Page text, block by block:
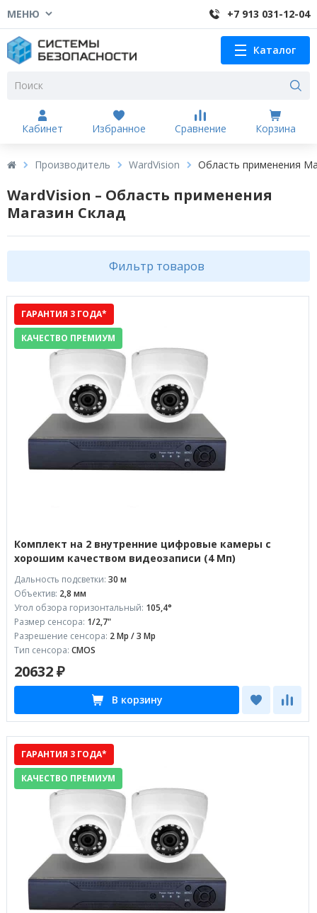
МЕНЮ +7 913 031-12-04
Каталог
Кабинет Избранное Сравнение Корзина
Производитель WardVision Область применения
WardVision – Область применения
Магазин Склад
Фильтр товаров
Комплект на 2 внутренние цифровые камеры с
хорошим качеством видеозаписи (4 Мп)
ГАРАНТИЯ 3 ГОДА*
КАЧЕСТВО ПРЕМИУМ
Дальность подсветки: 30 м
Объектив: 2,8 мм
Угол обзора горизонтальный: 105,4°
Размер сенсора: 1/2,7"
Разрешение сенсора: 2 Mp / 3 Mp
Тип сенсора: CMOS
20632 ₽
В корзину
ГАРАНТИЯ 3 ГОДА*
КАЧЕСТВО ПРЕМИУМ